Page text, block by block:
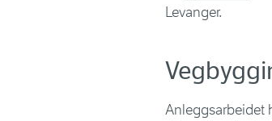
Levanger.
Anleggsarbeidet